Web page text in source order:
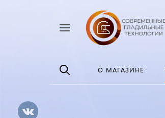
О МАГАЗИНЕ